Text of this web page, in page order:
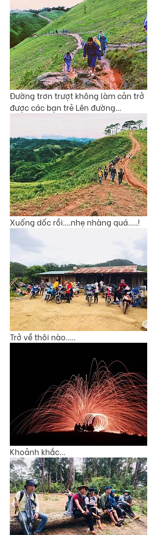
Đường trơn trượt không làm cản trở
được các bạn trẻ Lên đường...
Xuống dốc rồi....nhẹ nhàng quá.....!
Trở về thôi nào.....
Khoảnh khắc...